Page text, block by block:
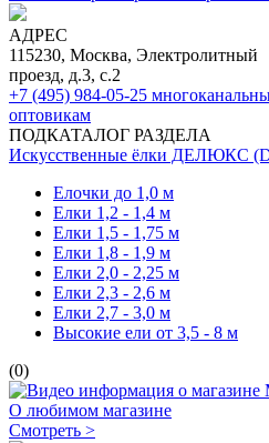
АДРЕС
115230, Москва, Электролитный
проезд, д.3, с.2
+7 (495) 984-05-25
оптовикам
ПОДКАТАЛОГ РАЗДЕЛА
Искусственные ёлки ДЕЛЮКС
Елочки до 1,0 м
Елки 1,2 - 1,4 м
Елки 1,5 - 1,75 м
Елки 1,8 - 1,9 м
Елки 2,0 - 2,25 м
Елки 2,3 - 2,6 м
Елки 2,7 - 3,0 м
Высокие ели от 3,5 - 8 м
(0)
О любимом магазине
Смотреть >